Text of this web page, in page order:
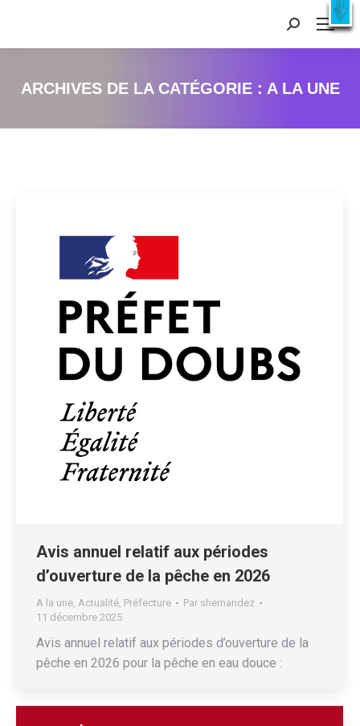
Recherche
:
ARCHIVES DE LA CATÉGORIE : A LA UNE
Avis annuel relatif aux périodes
d’ouverture de la pêche en 2026
A la une, Actualité, Préfecture Par shernandez
11 décembre 2025
Avis annuel relatif aux périodes d’ouverture de la
pêche en 2026 pour la pêche en eau douce :